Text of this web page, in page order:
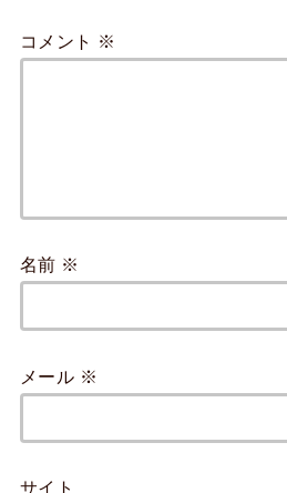
コメント ※
名前 ※
メール ※
サイト